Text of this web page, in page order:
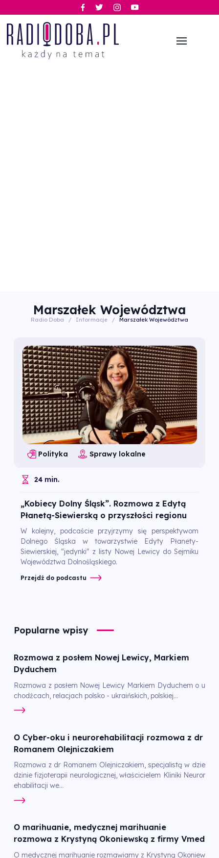
Marszałek Województwa
Radio Doba / Informacje / Marszałek Województwa
Polityka Sprawy lokalne
24 min.
„Kobiecy Dolny Śląsk”. Rozmowa z Edytą
Płanetą-Siewierską o przyszłości regionu
W kolejny, podcaście przyjrzymy się perspektywom
Dolnego Śląska w towarzystwie Edyty Płanety-
Siewierskiej, "jedynki" z listy Nowej Lewicy do Sejmiku
Województwa Dolnośląskiego.
Przejdź do podcastu
Popularne wpisy
Rozmowa z posłem Nowej Lewicy, Markiem
Dyduchem
Rozmowa z posłem Nowej Lewicy Markiem Dyduchem o u
chodźcach, relacjach polsko - ukraińskich, polskiej...
O Cyber-oku i neurorehabilitacji rozmowa z dr
Romanem Olejniczakiem
Rozmowa z dr Romanem Olejniczakiem, specjalistą w dzie
dzinie fizjoterapii neurologicznej, właścicielem Kliniki Neuror
ehabilitacji we...
O marihuanie, medycznej marihuanie
rozmowa z Krystyną Okoniewską z firmy Vmed
O medycznej marihuanie rozmawiamy z Krystyną Okoniew